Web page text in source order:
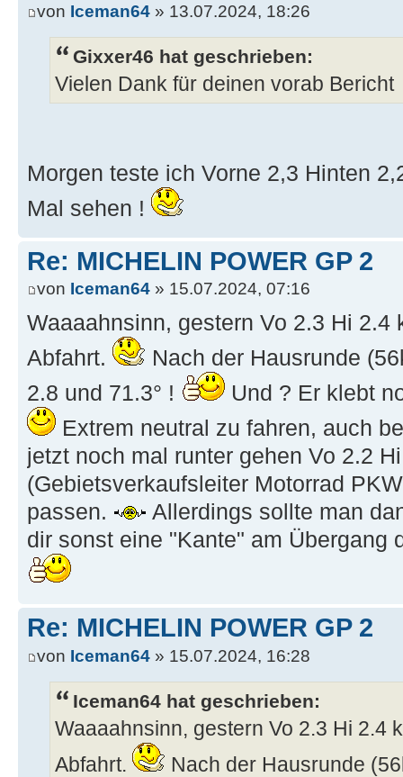
von Iceman64 » 13.07.2024, 18:26
Gixxer46 hat geschrieben:
Vielen Dank für deinen vorab Bericht
Morgen teste ich Vorne 2,3 Hinten
Mal sehen !
Re: MICHELIN POWER GP 2
von Iceman64 » 15.07.2024, 07:16
Waaaahnsinn, gestern Vo 2.3 Hi 2.4
Abfahrt.
Nach der Hausrunde
2.8 und 71.3° !
Und ? Er klebt
Extrem neutral zu fahren, auch
jetzt noch mal runter gehen Vo 2.2
(Gebietsverkaufsleiter Motorrad
passen.
Allerdings sollte man
dir sonst eine "Kante" am Übergang
Re: MICHELIN POWER GP 2
von Iceman64 » 15.07.2024, 16:28
Iceman64 hat geschrieben:
Waaaahnsinn, gestern Vo 2.3 Hi 2.4
Abfahrt.
Nach der Hausrunde